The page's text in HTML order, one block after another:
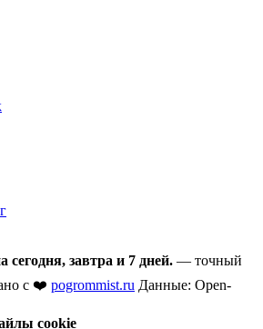
сегодня, завтра и 7 дней. — точный
с ❤️ pogrommist.ru Данные: Open-
cookie